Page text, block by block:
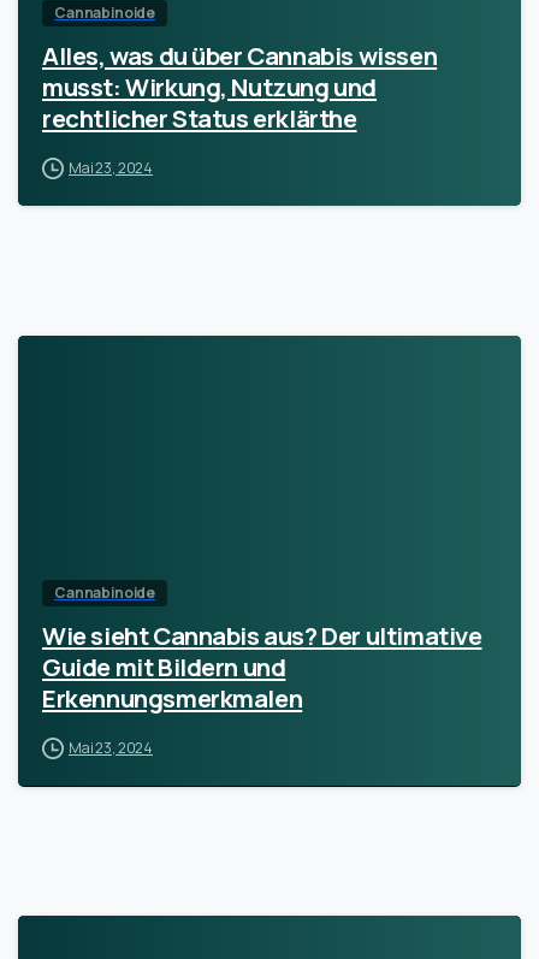
Cannabinoide
Alles, was du über Cannabis wissen
musst: Wirkung, Nutzung und
rechtlicher Status erklärthe
Mai 23, 2024
Cannabinoide
Wie sieht Cannabis aus? Der ultimative
Guide mit Bildern und
Erkennungsmerkmalen
Mai 23, 2024